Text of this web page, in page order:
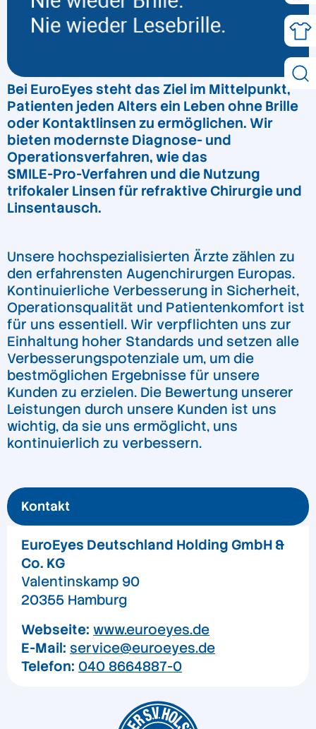
Bei EuroEyes steht das Ziel im Mittelpunkt,
Patienten jeden Alters ein Leben ohne Brille
oder Kontaktlinsen zu ermöglichen. Wir
bieten modernste Diagnose- und
Operationsverfahren, wie das
SMILE-Pro-Verfahren und die Nutzung
trifokaler Linsen für refraktive Chirurgie und
Linsentausch.
Unsere hochspezialisierten Ärzte zählen zu
den erfahrensten Augenchirurgen Europas.
Kontinuierliche Verbesserung in Sicherheit,
Operationsqualität und Patientenkomfort ist
für uns essentiell. Wir verpflichten uns zur
Einhaltung hoher Standards und setzen alle
Verbesserungspotenziale um, um die
bestmöglichen Ergebnisse für unsere
Kunden zu erzielen. Die Bewertung unserer
Leistungen durch unsere Kunden ist uns
wichtig, da sie uns ermöglicht, uns
kontinuierlich zu verbessern.
Kontakt
EuroEyes Deutschland Holding GmbH &
Co. KG
Valentinskamp 90
20355 Hamburg
Webseite: www.euroeyes.de
E-Mail: service@euroeyes.de
Telefon: 040 8664887-0